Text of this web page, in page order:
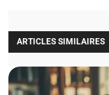
ARTICLES SIMILAIRES